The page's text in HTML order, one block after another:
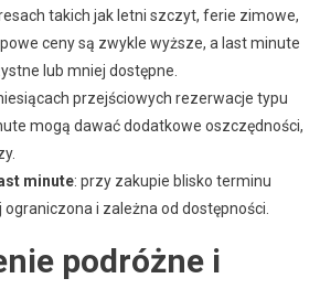
takich jak letni szczyt, ferie zimowe,
ceny są zwykle wyższe, a last minute
lub mniej dostępne.
przejściowych rezerwacje typu
mogą dawać dodatkowe oszczędności,
minute: przy zakupie blisko terminu
i zależna od dostępności.
podróżne i